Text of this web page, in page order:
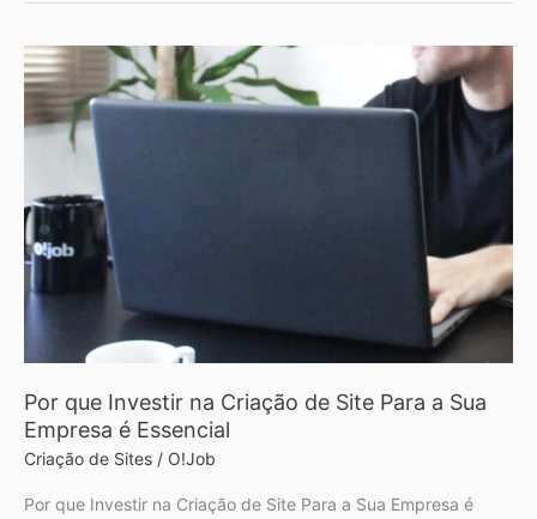
Por que Investir na Criação de Site Para a Sua
Empresa é Essencial
Criação de Sites / O!Job
Por que Investir na Criação de Site Para a Sua Empresa é
Por
que
Investir
na
Site
Para
a
Sua